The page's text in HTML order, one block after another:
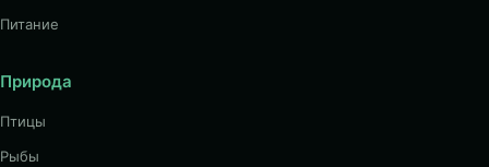
Питание
Природа
Птицы
Рыбы